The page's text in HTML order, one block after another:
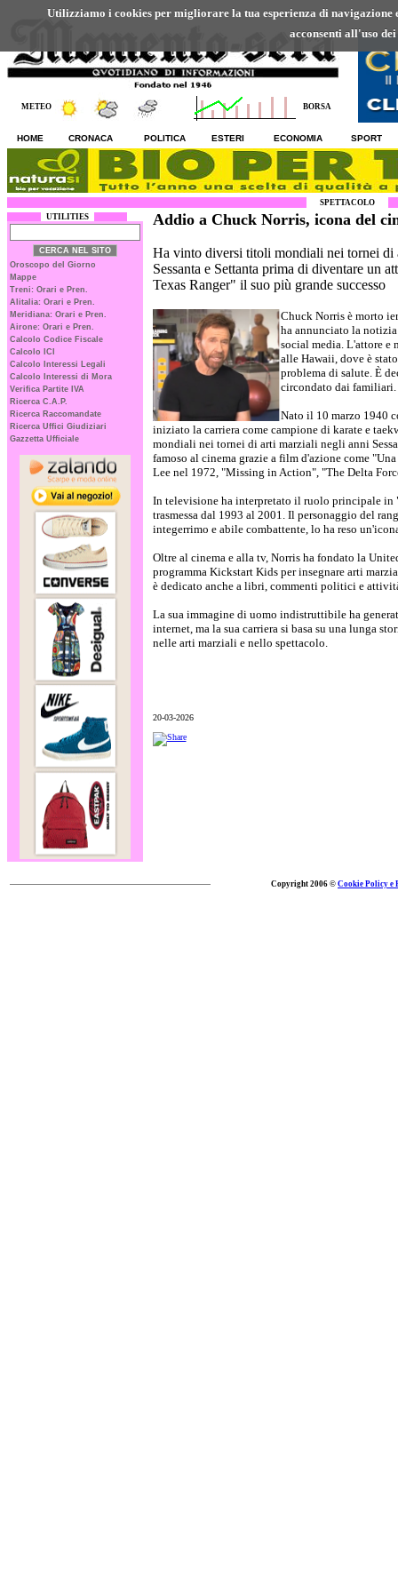
Utilizziamo i cookies per migliorare la tua esperienza di
acconsenti all'uso
METEO BORSA
HOME CRONACA POLITICA ESTERI ECONOMIA SPORT
SPETTACOLO
UTILITIES
Oroscopo del Giorno
Mappe
Treni: Orari e Pren.
Alitalia: Orari e Pren.
Meridiana: Orari e Pren.
Airone: Orari e Pren.
Calcolo Codice Fiscale
Calcolo ICI
Calcolo Interessi Legali
Calcolo Interessi di Mora
Verifica Partite IVA
Ricerca C.A.P.
Ricerca Raccomandate
Ricerca Uffici Giudiziari
Gazzetta Ufficiale
Addio a Chuck Norris, icona del
Ha vinto diversi titoli mondiali nei tornei di
Sessanta e Settanta prima di diventare un
Texas Ranger" il suo più grande successo
Chuck Norris è morto
ha annunciato la
social media. L'attore e
alle Hawaii, dove è
problema di salute. È
circondato dai familiari.
Nato il 10 marzo 1940
iniziato la carriera come campione di karate e
mondiali nei tornei di arti marziali negli anni
famoso al cinema grazie a film d'azione come
Lee nel 1972, "Missing in Action", "The Delta
In televisione ha interpretato il ruolo principale in
trasmessa dal 1993 al 2001. Il personaggio del
integerrimo e abile combattente, lo ha reso
Oltre al cinema e alla tv, Norris ha fondato la
programma Kickstart Kids per insegnare arti
è dedicato anche a libri, commenti politici e
La sua immagine di uomo indistruttibile ha
internet, ma la sua carriera si basa su una lunga
nelle arti marziali e nello spettacolo.
20-03-2026
Copyright 2006 © Cookie Policy e